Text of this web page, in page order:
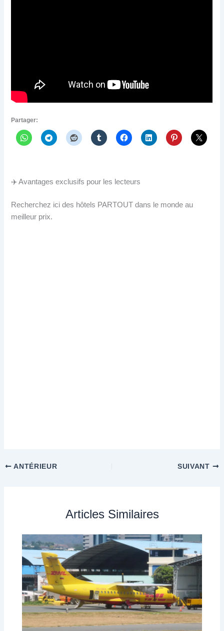
Partager:
✈️ Avantages exclusifs pour les lecteurs
Recherchez ici des hôtels PARTOUT dans le monde au
meilleur prix.
ANTÉRIEUR SUIVANT
Articles Similaires